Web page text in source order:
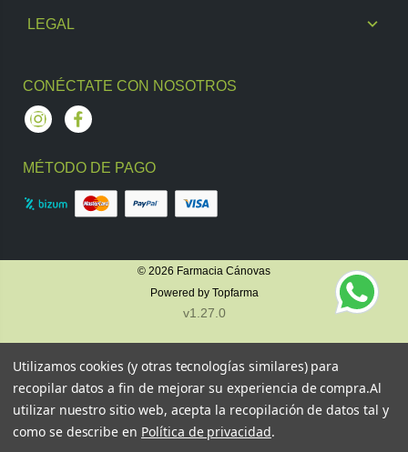
LEGAL
CONÉCTATE CON NOSOTROS
InstagramFacebook
MÉTODO DE PAGO
© 2026 Farmacia Cánovas
Powered by Topfarma
v1.27.0
Utilizamos cookies (y otras tecnologías similares) para
recopilar datos a fin de mejorar su experiencia de compra.Al
utilizar nuestro sitio web, acepta la recopilación de datos tal y
como se describe en Política de privacidad.